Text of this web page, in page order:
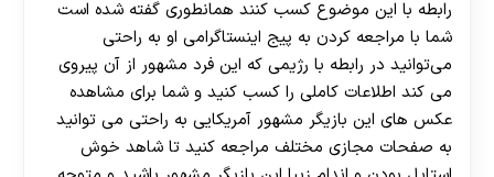
رابطه با این موضوع کسب کنند همانطوری گفته شده است
شما با مراجعه کردن به پیج اینستاگرامی او به راحتی
می‌توانید در رابطه با رژیمی که این فرد مشهور از آن پیروی
می‌ کند اطلاعات کاملی را کسب کنید و شما برای مشاهده
عکس های این بازیگر مشهور آمریکایی به راحتی می ‌توانید
به صفحات مجازی مختلف مراجعه کنید تا شاهد خوش